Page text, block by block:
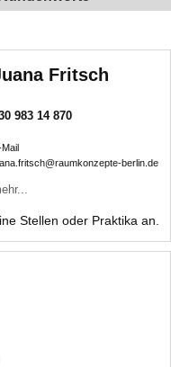
Fritsch
983 14 870
Mail
na.fritsch@raumkonzepte-berlin.de
Stellen oder Praktika an.